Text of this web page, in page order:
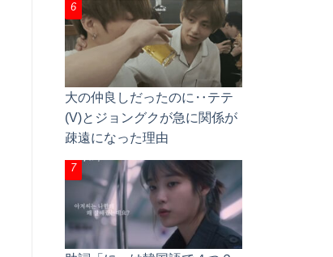
大の仲良しだったのに‥テテ
(V)とジョングクが急に関係が
疎遠になった理由